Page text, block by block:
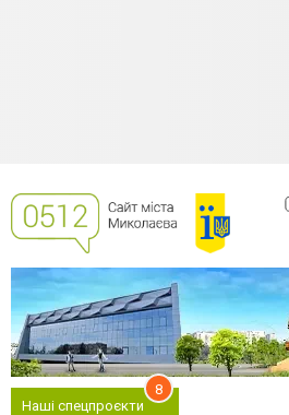
Наші спецпроєкти
8